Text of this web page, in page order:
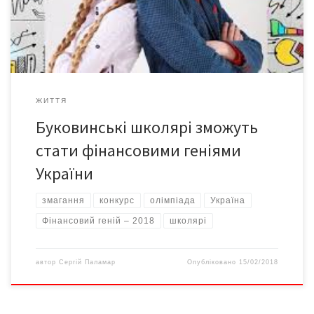
Призовий фонд розподілений за три місця у трьох вікових
категоріях, тобто заплановано 9 […]
ЖИТТЯ
Буковинські школярі зможуть
стати фінансовими геніями
України
змагання конкурс олімпіада Україна
Фінансовий геній – 2018 школярі
автор Сергій Паламар Опубліковано 15/02/2018